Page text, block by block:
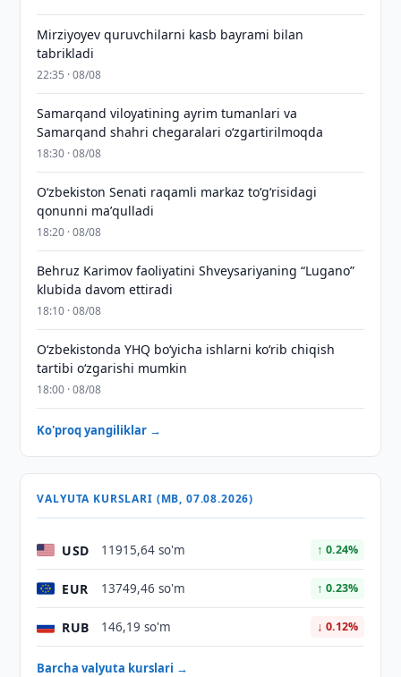
Mirziyoyev quruvchilarni kasb bayrami bilan
tabrikladi
22:35 · 08/08
Samarqand viloyatining ayrim tumanlari va
Samarqand shahri chegaralari oʻzgartirilmoqda
18:30 · 08/08
Oʻzbekiston Senati raqamli markaz toʻgʻrisidagi
qonunni maʼqulladi
18:20 · 08/08
Behruz Karimov faoliyatini Shveysariyaning “Lugano”
klubida davom ettiradi
18:10 · 08/08
O‘zbekistonda YHQ bo‘yicha ishlarni ko‘rib chiqish
tartibi o‘zgarishi mumkin
18:00 · 08/08
Ko'proq yangiliklar →
VALYUTA KURSLARI (MB, 07.08.2026)
USD 11915,64 so'm ↑ 0.24%
EUR 13749,46 so'm ↑ 0.23%
RUB 146,19 so'm ↓ 0.12%
Barcha valyuta kurslari →